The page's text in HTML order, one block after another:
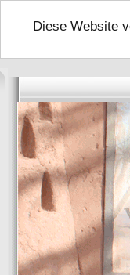
Diese Website